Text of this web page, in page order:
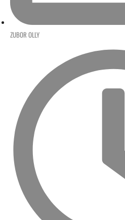
ZUBOR OLLY